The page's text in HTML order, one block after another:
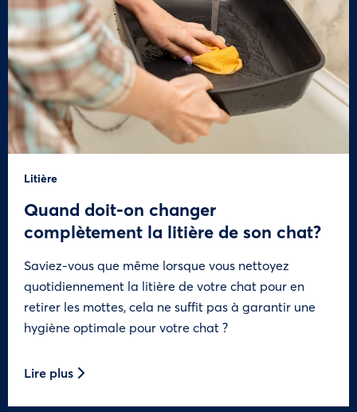
Litière
Quand doit-on changer
complètement la litière de son chat?
Saviez-vous que même lorsque vous nettoyez
quotidiennement la litière de votre chat pour en
retirer les mottes, cela ne suffit pas à garantir une
hygiène optimale pour votre chat ?
Lire plus